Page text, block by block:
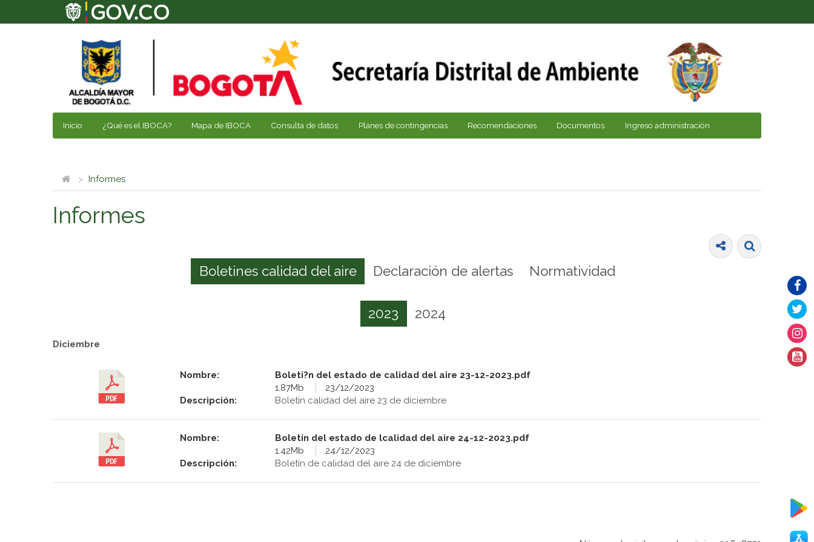
Inicio ¿Qué es el IBOCA? Mapa de IBOCA Consulta de datos Planes de contingencias Recomendaciones Documentos Ingreso administración
Informes
Informes
Boletines calidad del aire Declaración de alertas Normatividad
2023 2024
Diciembre
Nombre:
Boleti?n del estado de calidad del aire 23-12-2023.pdf
1.87Mb
23/12/2023
Descripción:
Boletín calidad del aire 23 de diciembre
Nombre:
Boletín del estado de lcalidad del aire 24-12-2023.pdf
1.42Mb
24/12/2023
Descripción:
Boletín de calidad del aire 24 de diciembre